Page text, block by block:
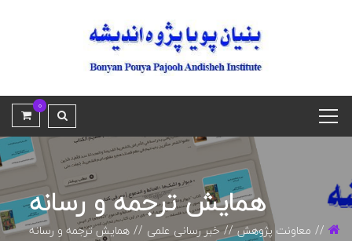
0
همايش ترجمه و رسانه
معاونت پژوهش خبر رسانی علمی همايش ترجمه و رسانه